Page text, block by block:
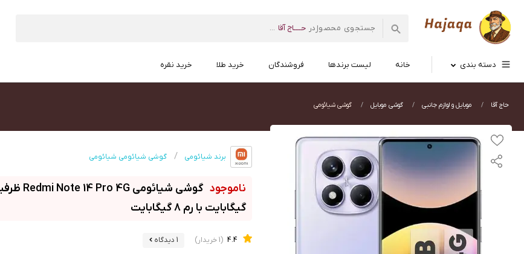
درحــــاج آقا
دسته بندی خانه لیست برندها فروشندگان خرید طلا خرید نقره
حاج آقا موبایل و لوازم جانبی گوشی موبایل گوشی شیائومی
برند شیائومی گوشی شیائومی شیائومی
گیگابایت با رم 8 گیگابایت
4.4 (1 خریدار) 1 دیدگاه